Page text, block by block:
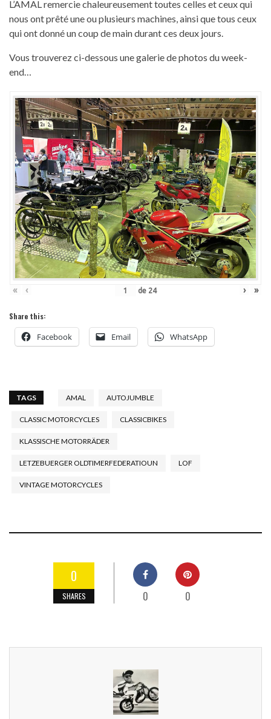
L’AMAL remercie chaleureusement toutes celles et ceux qui
nous ont prêté une ou plusieurs machines, ainsi que tous ceux
qui ont donné un coup de main durant ces deux jours.
Vous trouverez ci-dessous une galerie de photos du week-
end…
« ‹ de 24 › »
Share this:
Facebook Email WhatsApp
TAGS AMAL AUTOJUMBLE
CLASSIC MOTORCYCLES CLASSICBIKES
KLASSISCHE MOTORRÄDER
LETZEBUERGER OLDTIMERFEDERATIOUN LOF
VINTAGE MOTORCYCLES
0
SHARES 0 0